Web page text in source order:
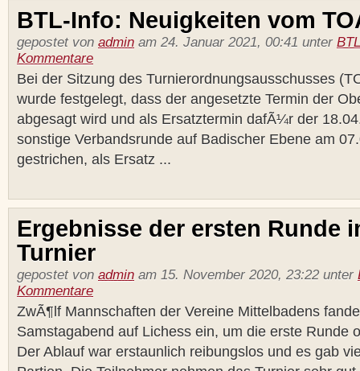
BTL-Info: Neuigkeiten vom
gepostet von admin am 24. Januar 2021, 00:41 unter
Kommentare
Bei der Sitzung des Turnierordnungsausschusses
wurde festgelegt, dass der angesetzte Termin der
abgesagt wird und als Ersatztermin dafÃ¼r der
sonstige Verbandsrunde auf Badischer Ebene am
gestrichen, als Ersatz ...
Ergebnisse der ersten Runde
Turnier
gepostet von admin am 15. November 2020, 23:22 unter
Kommentare
ZwÃ¶lf Mannschaften der Vereine Mittelbadens
Samstagabend auf Lichess ein, um die erste Runde
Der Ablauf war erstaunlich reibungslos und es gab